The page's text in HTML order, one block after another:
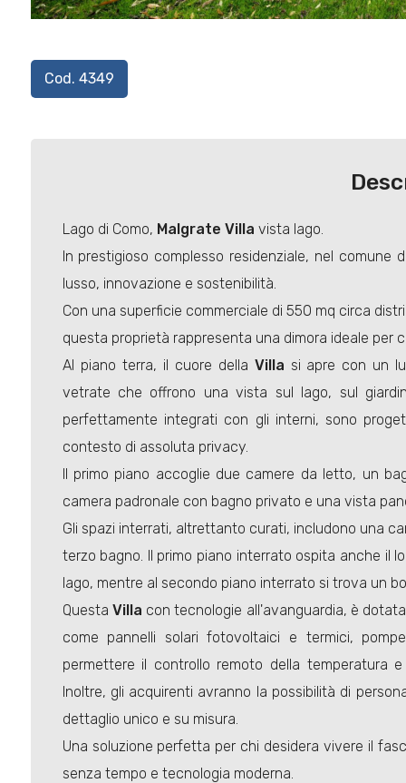
Cod. 4349
Lago di Como, Malgrate Villa vista lago.
In prestigioso complesso residenziale, nel comune
lusso, innovazione e sostenibilità.
Con una superficie commerciale di 550 mq circa
questa proprietà rappresenta una dimora ideale per
Al piano terra, il cuore della Villa si apre con un
vetrate che offrono una vista sul lago, sul
perfettamente integrati con gli interni, sono
contesto di assoluta privacy.
Il primo piano accoglie due camere da letto, un
camera padronale con bagno privato e una vista
Gli spazi interrati, altrettanto curati, includono una
terzo bagno. Il primo piano interrato ospita anche il
lago, mentre al secondo piano interrato si trova un
Questa Villa con tecnologie all'avanguardia, è
come pannelli solari fotovoltaici e termici,
permettere il controllo remoto della temperatura
Inoltre, gli acquirenti avranno la possibilità di
dettaglio unico e su misura.
Una soluzione perfetta per chi desidera vivere il
senza tempo e tecnologia moderna.